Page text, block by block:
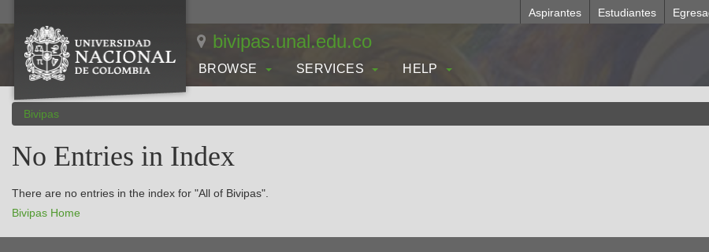
Aspirantes Estudiantes
bivipas.unal.edu.co
BROWSE SERVICES HELP
Bivipas
No Entries in Index
There are no entries in the index for "All of Bivipas".
Bivipas Home